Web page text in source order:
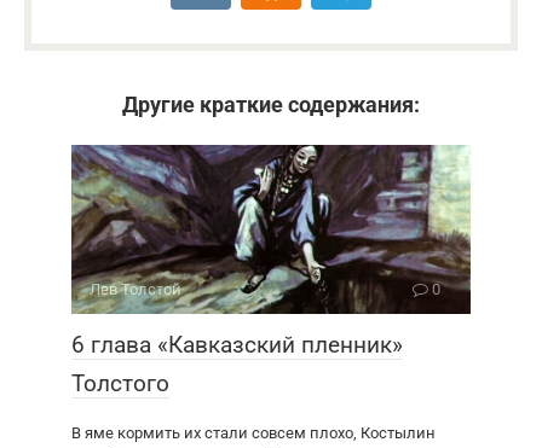
Другие краткие содержания:
Лев Толстой 0
6 глава «Кавказский пленник»
Толстого
В яме кормить их стали совсем плохо, Костылин